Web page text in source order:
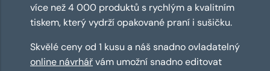
více než 4 000 produktů s rychlým a kvalitním
tiskem, který vydrží opakované praní i sušičku.
Skvělé ceny od 1 kusu a náš snadno ovladatelný
online návrhářvám umožní snadno editovat